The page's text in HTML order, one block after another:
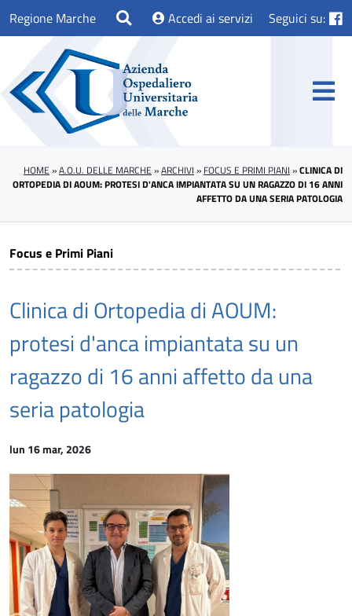
Regione Marche Accedi ai servizi Seguici su:
HOME »A.O.U. DELLE MARCHE »ARCHIVI » FOCUS E PRIMI PIANI »CLINICA DI
ORTOPEDIA DI AOUM: PROTESI D'ANCA IMPIANTATA SU UN RAGAZZO DI 16 ANNI
AFFETTO DA UNA SERIA PATOLOGIA
Focus e Primi Piani
Clinica di Ortopedia di AOUM:
protesi d'anca impiantata su un
ragazzo di 16 anni affetto da una
seria patologia
lun 16 mar, 2026